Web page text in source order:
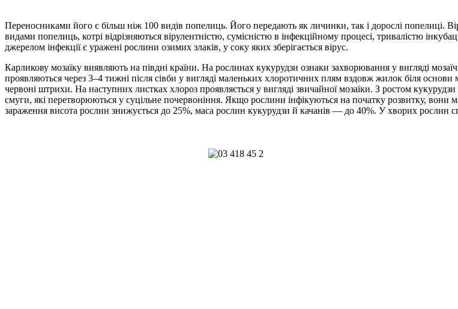
Переносниками його є більш ніж 100 видів попелиць. Його передають як личинки, так і дорослі попелиці.
видами попелиць, котрі відрізняються вірулентністю, сумісністю в інфекційному процесі, тривалістю
джерелом інфекції є уражені рослини озимих злаків, у соку яких зберігається вірус.
Карликову мозаїку виявляють на півдні країни. На рослинах кукурудзи ознаки захворювання у вигляді
проявляються через 3–4 тижні після сівби у вигляді маленьких хлоротичних плям вздовж жилок біля
червоні штрихи. На наступних листках хлороз проявляється у вигляді звичайної мозаїки. З ростом
смуги, які перетворюються у суцільне почервоніння. Якщо рослини інфікуються на початку розвитку, вони
зараження висота рослин знижується до 25%, маса рослин кукурудзи й качанів — до 40%. У хворих рослин